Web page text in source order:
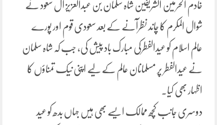
خادم الحرمین الشریفین شاہ سلمان بن عبدالعزیز آل سعود نے
شوال المکرم کا چاند نظرآنے کے بعد سعودی قوم اور پورے
عالم اسلام کو عیدالفطرکی مبارک باد پیش کی، جب کہ شاہ سلمان
نے عیدالفطر پر مسلمانان عالم کے لیے اپنی نیک تمناؤں کا
اظہار بھی کیا۔
دوسری جانب کچھ ممالک ایسے بھی ہیں جہاں بدھ کو عید